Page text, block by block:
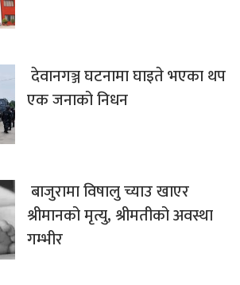
देवानगञ्ज घटनामा घाइते भएका थप
एक जनाको निधन
बाजुरामा विषालु च्याउ खाएर
श्रीमानको मृत्यु, श्रीमतीको अवस्था
गम्भीर